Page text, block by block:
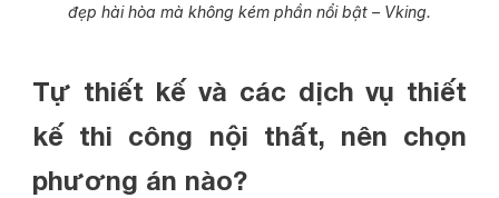
đẹp hài hòa mà không kém phần nổi bật – Vking.
Tự thiết kế và các dịch vụ thiết
kế thi công nội thất, nên chọn
phương án nào?